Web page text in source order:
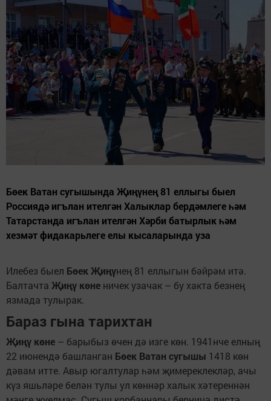
Бөек Ватан сугышында Җиңүнең 81 еллыгы быел
Россиядә игълан ителгән Халыклар бердәмлеге һәм
Татарстанда игълан ителгән Хәрби батырлык һәм
хезмәт фидакарьлеге елы кысаларында уза
Илебез быел Бөек Җиңүнең 81 еллыгын бәйрәм итә.
Балтачта Җиңү көне ничек узачак – бу хакта безнең
язмада тулырак.
Бараз гына тарихтан
Җиңү көне – барыбыз өчен дә изге көн. 1941нче елның
22 июнендә башланган Бөек Ватан сугышы 1418 көн
дәвам итте. Авыр югалтулар һәм җимереклекләр, ачы
күз яшьләре белән тулы ул көннәр халык хәтереннән